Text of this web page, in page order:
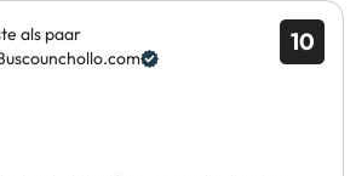
10
als paar